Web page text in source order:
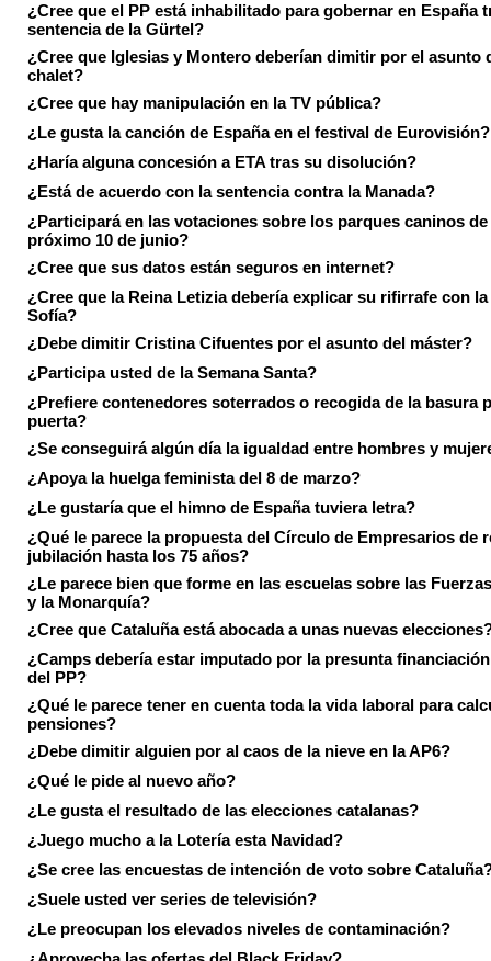
¿Cree que el PP está inhabilitado para gobernar en España
sentencia de la Gürtel?
¿Cree que Iglesias y Montero deberían dimitir por el asunto
chalet?
¿Cree que hay manipulación en la TV pública?
¿Le gusta la canción de España en el festival de Eurovisión?
¿Haría alguna concesión a ETA tras su disolución?
¿Está de acuerdo con la sentencia contra la Manada?
¿Participará en las votaciones sobre los parques caninos de
próximo 10 de junio?
¿Cree que sus datos están seguros en internet?
¿Cree que la Reina Letizia debería explicar su rifirrafe con la
Sofía?
¿Debe dimitir Cristina Cifuentes por el asunto del máster?
¿Participa usted de la Semana Santa?
¿Prefiere contenedores soterrados o recogida de la basura
puerta?
¿Se conseguirá algún día la igualdad entre hombres y
¿Apoya la huelga feminista del 8 de marzo?
¿Le gustaría que el himno de España tuviera letra?
¿Qué le parece la propuesta del Círculo de Empresarios de
jubilación hasta los 75 años?
¿Le parece bien que forme en las escuelas sobre las
y la Monarquía?
¿Cree que Cataluña está abocada a unas nuevas
¿Camps debería estar imputado por la presunta
del PP?
¿Qué le parece tener en cuenta toda la vida laboral para
pensiones?
¿Debe dimitir alguien por al caos de la nieve en la AP6?
¿Qué le pide al nuevo año?
¿Le gusta el resultado de las elecciones catalanas?
¿Juego mucho a la Lotería esta Navidad?
¿Se cree las encuestas de intención de voto sobre
¿Suele usted ver series de televisión?
¿Le preocupan los elevados niveles de contaminación?